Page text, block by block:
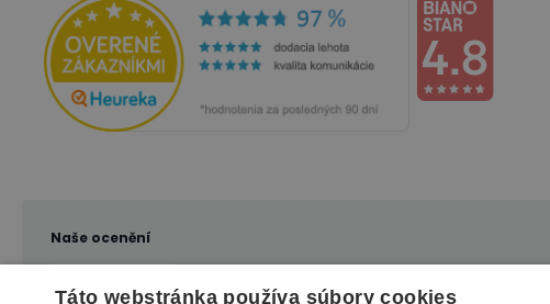
Naše ocenění
Táto webstránka používa súbory cookies